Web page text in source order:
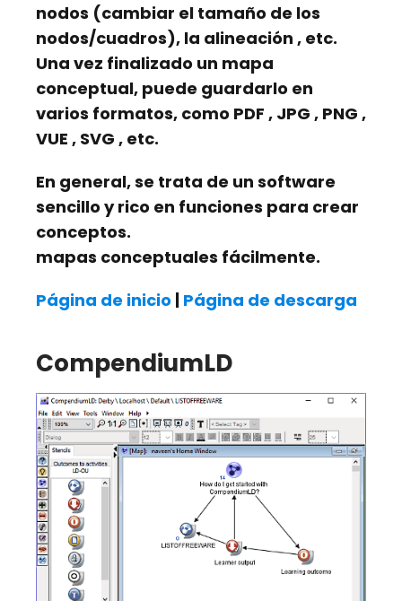
nodos (cambiar el tamaño de los
nodos/cuadros), la alineación , etc.
Una vez finalizado un mapa
conceptual, puede guardarlo en
varios formatos, como PDF , JPG , PNG ,
VUE , SVG , etc.
En general, se trata de un software
sencillo y rico en funciones para crear
conceptos.
mapas conceptuales fácilmente.
Página de inicio | Página de descarga
CompendiumLD